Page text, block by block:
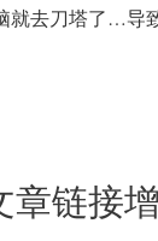
去刀塔了…导
章链接